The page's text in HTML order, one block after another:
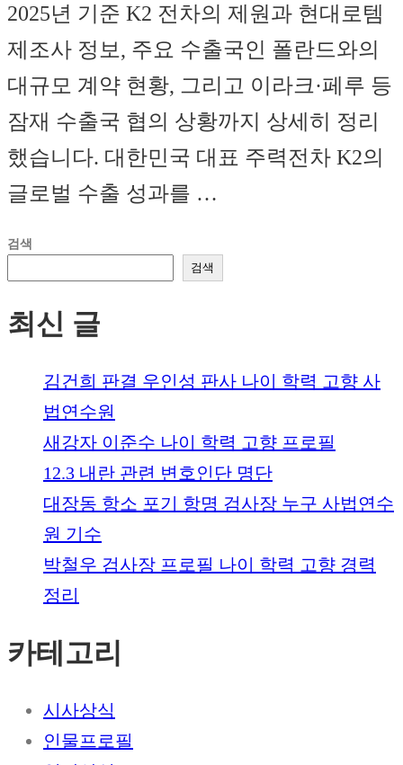
2025년 기준 K2 전차의 제원과 현대로템
제조사 정보, 주요 수출국인 폴란드와의
대규모 계약 현황, 그리고 이라크·페루 등
잠재 수출국 협의 상황까지 상세히 정리
했습니다. 대한민국 대표 주력전차 K2의
글로벌 수출 성과를 …
검색
검색
최신 글
김건희 판결 우인성 판사 나이 학력 고향 사
법연수원
새강자 이준수 나이 학력 고향 프로필
12.3 내란 관련 변호인단 명단
대장동 항소 포기 항명 검사장 누구 사법연수
원 기수
박철우 검사장 프로필 나이 학력 고향 경력
정리
카테고리
시사상식
인물프로필